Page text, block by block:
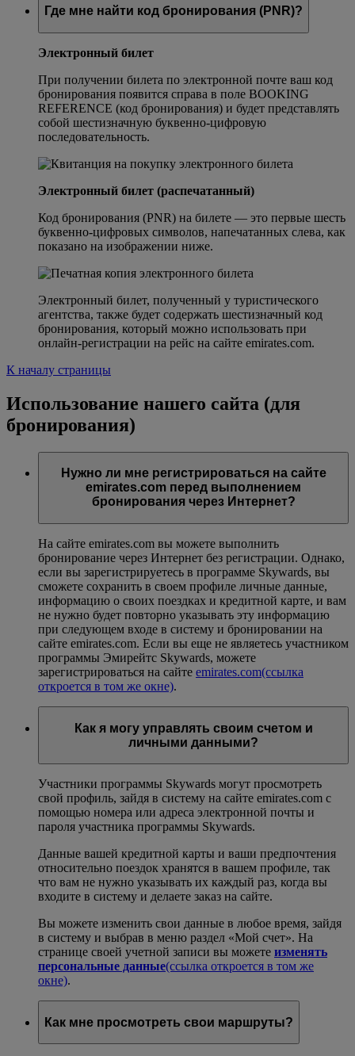
Где мне найти код бронирования (PNR)?
Электронный билет
При получении билета по электронной почте ваш код
бронирования появится справа в поле BOOKING
REFERENCE (код бронирования) и будет представлять
собой шестизначную буквенно-цифровую
последовательность.
Электронный билет (распечатанный)
Код бронирования (PNR) на билете — это первые шесть
буквенно-цифровых символов, напечатанных слева, как
показано на изображении ниже.
Электронный билет, полученный у туристического
агентства, также будет содержать шестизначный код
бронирования, который можно использовать при
онлайн-регистрации на рейс на сайте emirates.com.
К началу страницы
Использование нашего сайта (для
бронирования)
Нужно ли мне регистрироваться на сайте
emirates.com перед выполнением
бронирования через Интернет?
На сайте emirates.com вы можете выполнить
бронирование через Интернет без регистрации. Однако,
если вы зарегистрируетесь в программе Skywards, вы
сможете сохранить в своем профиле личные данные,
информацию о своих поездках и кредитной карте, и вам
не нужно будет повторно указывать эту информацию
при следующем входе в систему и бронировании на
сайте emirates.com. Если вы еще не являетесь участником
программы Эмирейтс Skywards, можете
зарегистрироваться на сайте emirates.com(ссылка
откроется в том же окне).
Как я могу управлять своим счетом и
личными данными?
Участники программы Skywards могут просмотреть
свой профиль, зайдя в систему на сайте emirates.com с
помощью номера или адреса электронной почты и
пароля участника программы Skywards.
Данные вашей кредитной карты и ваши предпочтения
относительно поездок хранятся в вашем профиле, так
что вам не нужно указывать их каждый раз, когда вы
входите в систему и делаете заказ на сайте.
Вы можете изменить свои данные в любое время, зайдя
в систему и выбрав в меню раздел «Мой счет». На
странице своей учетной записи вы можете изменять
персональные данные(ссылка откроется в том же
окне).
Как мне просмотреть свои маршруты?